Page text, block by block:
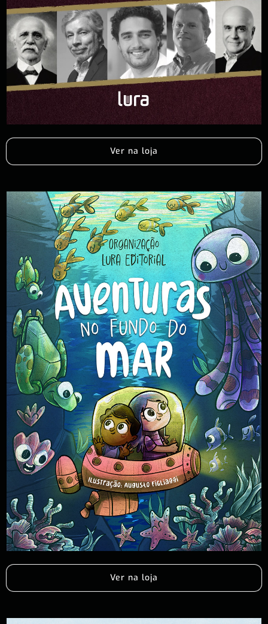
Ver na loja
Ver na loja